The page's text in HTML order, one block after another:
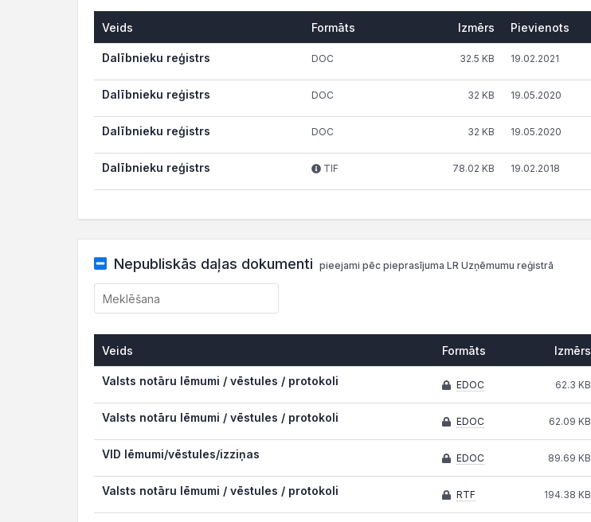
Veids Formāts Izmērs Pievienots
Dalībnieku reģistrs DOC 32.5 KB 19.02.2021
Dalībnieku reģistrs DOC 32 KB 19.05.2020
Dalībnieku reģistrs DOC 32 KB 19.05.2020
Dalībnieku reģistrs TIF 78.02 KB 19.02.2018
Nepubliskās daļas dokumenti pieejami pēc pieprasījuma LR Uzņēmumu reģistrā
Veids Formāts Izmērs
Veids
Valsts notāru lēmumi / vēstules / protokoli EDOC 62.3 KB
Valsts notāru lēmumi / vēstules / protokoli EDOC 62.09 KB
VID lēmumi/vēstules/izziņas EDOC 89.69 KB
Valsts notāru lēmumi / vēstules / protokoli RTF 194.38 KB